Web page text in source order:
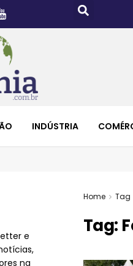
INDÚSTRIA
Home Tag
Tag:
e
na